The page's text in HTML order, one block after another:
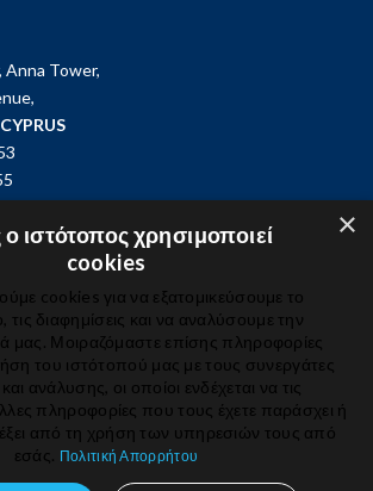
Anna Tower,
CYPRUS
Fokidos 3,
GET IN TOUCH
/Disclaimer/Privacy Notice
×
ιστότοπος χρησιμοποιεί
cookies
cookies για να εξατομικεύσουμε το
τις διαφημίσεις και να αναλύσουμε την
μας. Μοιραζόμαστε επίσης πληροφορίες
του ιστότοπού μας με τους συνεργάτες
ανάλυσης, οι οποίοι ενδέχεται να τις
πληροφορίες που τους έχετε παράσχει ή
από τη χρήση των υπηρεσιών τους από
εσάς.
Πολιτική Απορρήτου